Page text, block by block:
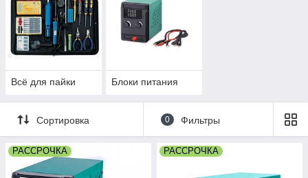
Всё для пайки Блоки питания
Сортировка 0 Фильтры
РАССРОЧКА РАССРОЧКА